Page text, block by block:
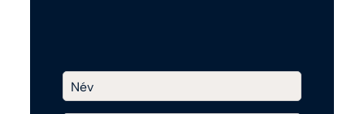
Név